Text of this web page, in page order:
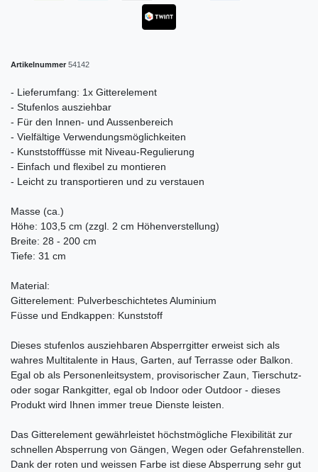
Artikelnummer 54142
- Lieferumfang: 1x Gitterelement
- Stufenlos ausziehbar
- Für den Innen- und Aussenbereich
- Vielfältige Verwendungsmöglichkeiten
- Kunststofffüsse mit Niveau-Regulierung
- Einfach und flexibel zu montieren
- Leicht zu transportieren und zu verstauen
Masse (ca.)
Höhe: 103,5 cm (zzgl. 2 cm Höhenverstellung)
Breite: 28 - 200 cm
Tiefe: 31 cm
Material:
Gitterelement: Pulverbeschichtetes Aluminium
Füsse und Endkappen: Kunststoff
Dieses stufenlos ausziehbaren Absperrgitter erweist sich als
wahres Multitalente in Haus, Garten, auf Terrasse oder Balkon.
Egal ob als Personenleitsystem, provisorischer Zaun, Tierschutz-
oder sogar Rankgitter, egal ob Indoor oder Outdoor - dieses
Produkt wird Ihnen immer treue Dienste leisten.
Das Gitterelement gewährleistet höchstmögliche Flexibilität zur
schnellen Absperrung von Gängen, Wegen oder Gefahrenstellen.
Dank der roten und weissen Farbe ist diese Absperrung sehr gut